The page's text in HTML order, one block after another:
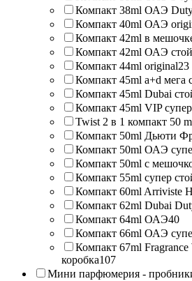
Компакт 38ml ОАЭ
Компакт 40ml ОАЭ
Компакт 42ml в
Компакт 42ml ОАЭ
Компакт 44ml original23
Компакт 45ml a+d мега
Компакт 45ml Dubai
Компакт 45ml VIP
Twist 2 в 1 компакт 50
Компакт 50ml Дьюти
Компакт 50ml ОАЭ
Компакт 50ml с
Компакт 55ml супер
Компакт 60ml Arriviste
Компакт 62ml Dubai
Компакт 64ml ОАЭ40
Компакт 66ml ОАЭ
Компакт 67ml
коробка107
Мини парфюмерия -